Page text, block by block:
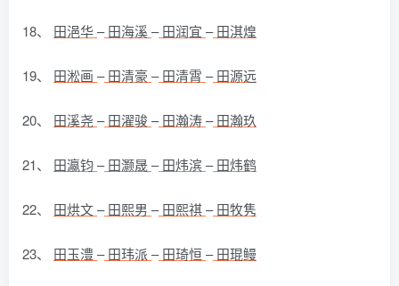
18、 田浥华–田海溪–田润宜 –田淇煌
19、 田淞画 –田清豪–田清霄 –田源远
20、 田溪尧 –田濯骏 –田瀚涛–田瀚玖
21、 田瀛钧 –田灏晟–田炜滨–田炜鹤
22、 田烘文–田熙男 –田熙祺–田牧隽
23、 田玉澧–田玮派 –田琦恒 –田琨鳗